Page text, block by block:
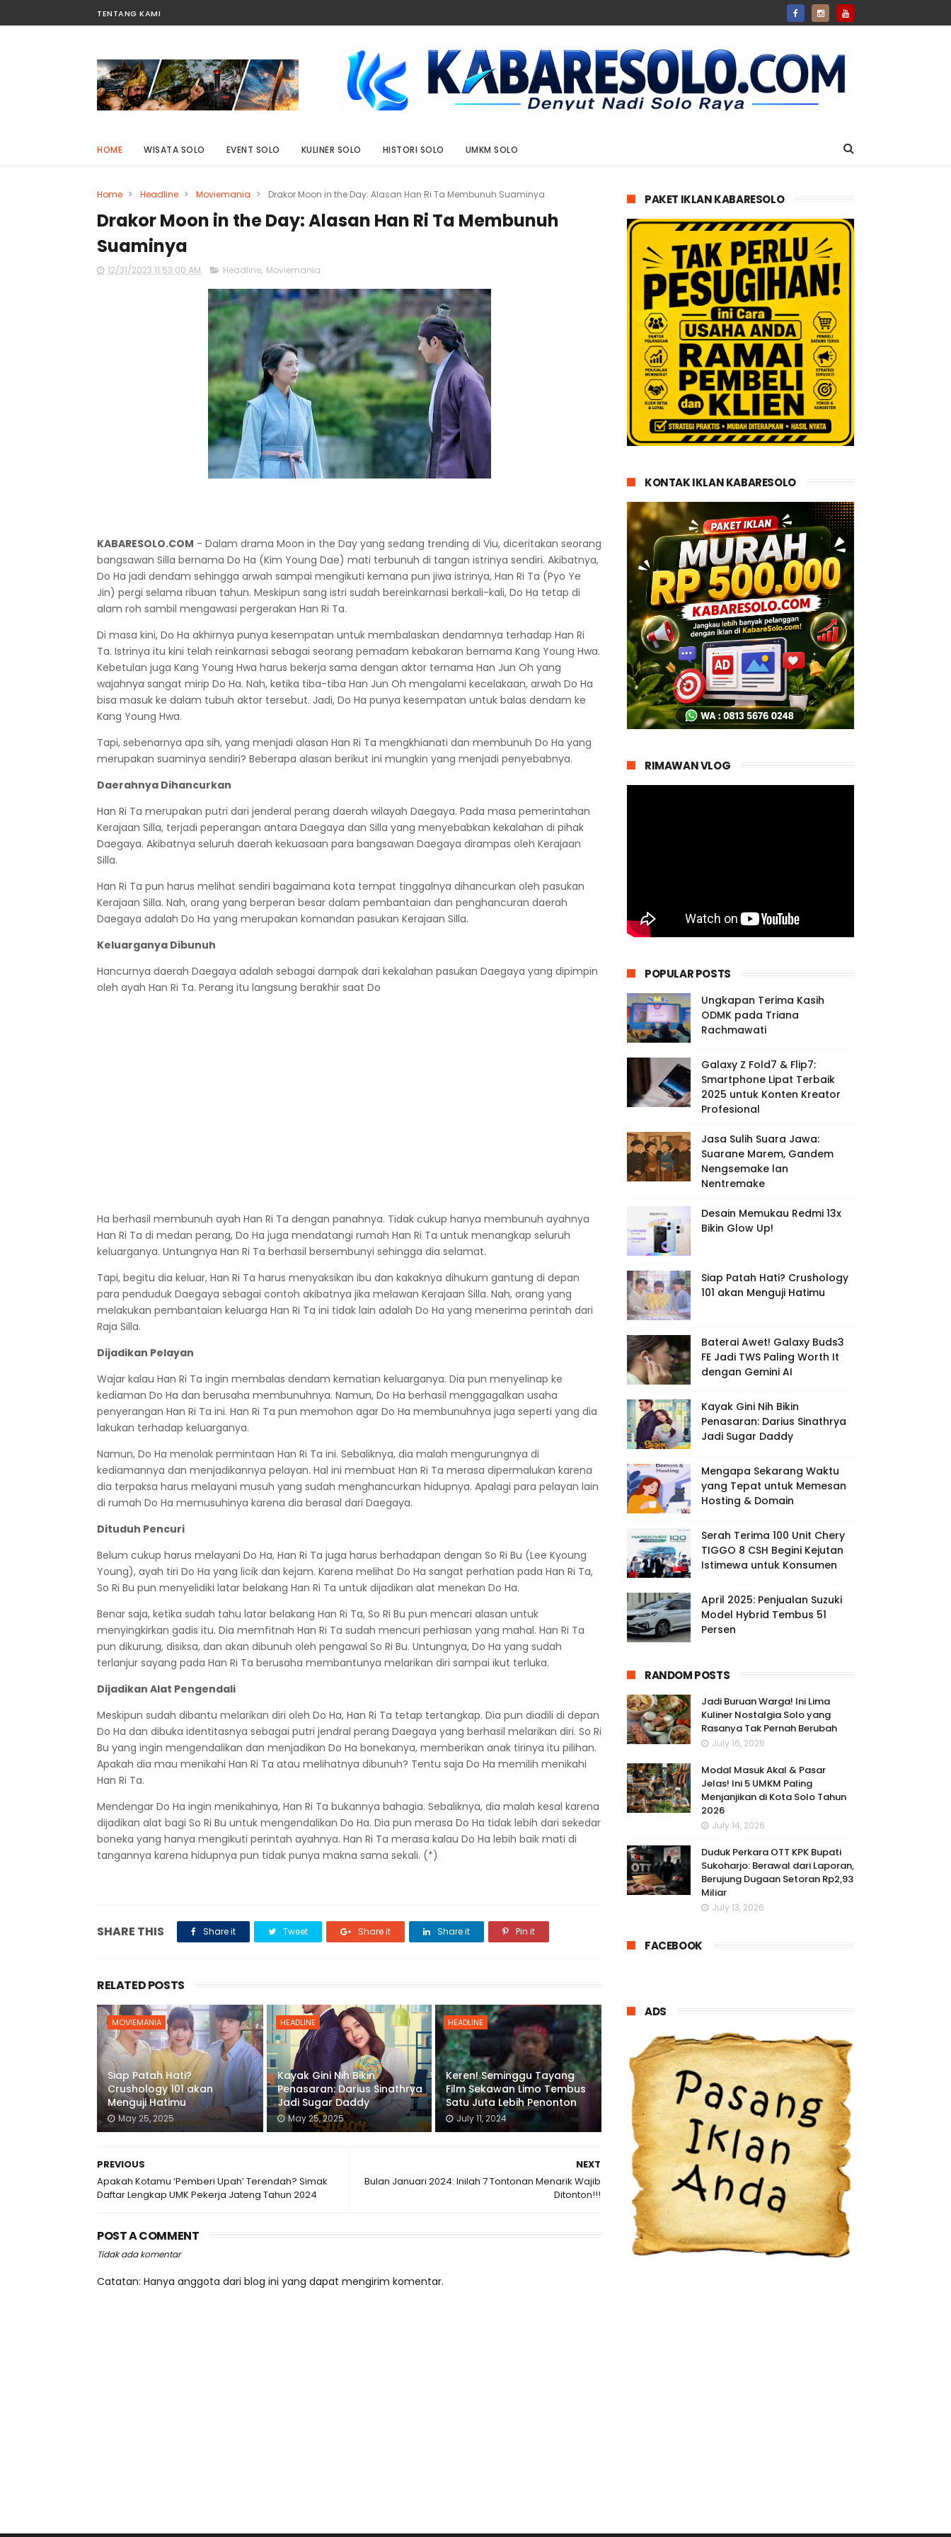
TENTANG KAMI
HOME WISATA SOLO EVENT SOLO KULINER SOLO HISTORI SOLO UMKM SOLO
Home > Headline > Moviemania > Drakor Moon in the Day: Alasan Han Ri Ta Membunuh Suaminya
Drakor Moon in the Day: Alasan Han Ri Ta Membunuh
Suaminya
12/31/2023 11:53:00 AM Headline, Moviemania
KABARESOLO.COM - Dalam drama Moon in the Day yang sedang trending di Viu, diceritakan seorang
bangsawan Silla bernama Do Ha (Kim Young Dae) mati terbunuh di tangan istrinya sendiri. Akibatnya,
Do Ha jadi dendam sehingga arwah sampai mengikuti kemana pun jiwa istrinya, Han Ri Ta (Pyo Ye
Jin) pergi selama ribuan tahun. Meskipun sang istri sudah bereinkarnasi berkali-kali, Do Ha tetap di
alam roh sambil mengawasi pergerakan Han Ri Ta.
Di masa kini, Do Ha akhirnya punya kesempatan untuk membalaskan dendamnya terhadap Han Ri
Ta. Istrinya itu kini telah reinkarnasi sebagai seorang pemadam kebakaran bernama Kang Young Hwa.
Kebetulan juga Kang Young Hwa harus bekerja sama dengan aktor ternama Han Jun Oh yang
wajahnya sangat mirip Do Ha. Nah, ketika tiba-tiba Han Jun Oh mengalami kecelakaan, arwah Do Ha
bisa masuk ke dalam tubuh aktor tersebut. Jadi, Do Ha punya kesempatan untuk balas dendam ke
Kang Young Hwa.
Tapi, sebenarnya apa sih, yang menjadi alasan Han Ri Ta mengkhianati dan membunuh Do Ha yang
merupakan suaminya sendiri? Beberapa alasan berikut ini mungkin yang menjadi penyebabnya.
Daerahnya Dihancurkan
Han Ri Ta merupakan putri dari jenderal perang daerah wilayah Daegaya. Pada masa pemerintahan
Kerajaan Silla, terjadi peperangan antara Daegaya dan Silla yang menyebabkan kekalahan di pihak
Daegaya. Akibatnya seluruh daerah kekuasaan para bangsawan Daegaya dirampas oleh Kerajaan
Silla.
Han Ri Ta pun harus melihat sendiri bagaimana kota tempat tinggalnya dihancurkan oleh pasukan
Kerajaan Silla. Nah, orang yang berperan besar dalam pembantaian dan penghancuran daerah
Daegaya adalah Do Ha yang merupakan komandan pasukan Kerajaan Silla.
Keluarganya Dibunuh
Hancurnya daerah Daegaya adalah sebagai dampak dari kekalahan pasukan Daegaya yang dipimpin
oleh ayah Han Ri Ta. Perang itu langsung berakhir saat Do
Ha berhasil membunuh ayah Han Ri Ta dengan panahnya. Tidak cukup hanya membunuh ayahnya
Han Ri Ta di medan perang, Do Ha juga mendatangi rumah Han Ri Ta untuk menangkap seluruh
keluarganya. Untungnya Han Ri Ta berhasil bersembunyi sehingga dia selamat.
Tapi, begitu dia keluar, Han Ri Ta harus menyaksikan ibu dan kakaknya dihukum gantung di depan
para penduduk Daegaya sebagai contoh akibatnya jika melawan Kerajaan Silla. Nah, orang yang
melakukan pembantaian keluarga Han Ri Ta ini tidak lain adalah Do Ha yang menerima perintah dari
Raja Silla.
Dijadikan Pelayan
Wajar kalau Han Ri Ta ingin membalas dendam kematian keluarganya. Dia pun menyelinap ke
kediaman Do Ha dan berusaha membunuhnya. Namun, Do Ha berhasil menggagalkan usaha
penyerangan Han Ri Ta ini. Han Ri Ta pun memohon agar Do Ha membunuhnya juga seperti yang dia
lakukan terhadap keluarganya.
Namun, Do Ha menolak permintaan Han Ri Ta ini. Sebaliknya, dia malah mengurungnya di
kediamannya dan menjadikannya pelayan. Hal ini membuat Han Ri Ta merasa dipermalukan karena
dia terpaksa harus melayani musuh yang sudah menghancurkan hidupnya. Apalagi para pelayan lain
di rumah Do Ha memusuhinya karena dia berasal dari Daegaya.
Dituduh Pencuri
Belum cukup harus melayani Do Ha, Han Ri Ta juga harus berhadapan dengan So Ri Bu (Lee Kyoung
Young), ayah tiri Do Ha yang licik dan kejam. Karena melihat Do Ha sangat perhatian pada Han Ri Ta,
So Ri Bu pun menyelidiki latar belakang Han Ri Ta untuk dijadikan alat menekan Do Ha.
Benar saja, ketika sudah tahu latar belakang Han Ri Ta, So Ri Bu pun mencari alasan untuk
menyingkirkan gadis itu. Dia memfitnah Han Ri Ta sudah mencuri perhiasan yang mahal. Han Ri Ta
pun dikurung, disiksa, dan akan dibunuh oleh pengawal So Ri Bu. Untungnya, Do Ha yang sudah
terlanjur sayang pada Han Ri Ta berusaha membantunya melarikan diri sampai ikut terluka.
Dijadikan Alat Pengendali
Meskipun sudah dibantu melarikan diri oleh Do Ha, Han Ri Ta tetap tertangkap. Dia pun diadili di depan
Do Ha dan dibuka identitasnya sebagai putri jendral perang Daegaya yang berhasil melarikan diri. So Ri
Bu yang ingin mengendalikan dan menjadikan Do Ha bonekanya, memberikan anak tirinya itu pilihan.
Apakah dia mau menikahi Han Ri Ta atau melihatnya dibunuh? Tentu saja Do Ha memilih menikahi
Han Ri Ta.
Mendengar Do Ha ingin menikahinya, Han Ri Ta bukannya bahagia. Sebaliknya, dia malah kesal karena
dijadikan alat bagi So Ri Bu untuk mengendalikan Do Ha. Dia pun merasa Do Ha tidak lebih dari sekedar
boneka yang hanya mengikuti perintah ayahnya. Han Ri Ta merasa kalau Do Ha lebih baik mati di
tangannya karena hidupnya pun tidak punya makna sama sekali. (*)
SHARE THIS Share it Tweet Share it Share it Pin it
RELATED POSTS
MOVIEMANIA
Siap Patah Hati?
Crushology 101 akan
Menguji Hatimu
May 25, 2025
HEADLINE
Kayak Gini Nih Bikin
Penasaran: Darius Sinathrya
Jadi Sugar Daddy
May 25, 2025
HEADLINE
Keren! Seminggu Tayang
Film Sekawan Limo Tembus
Satu Juta Lebih Penonton
July 11, 2024
NEXT
Bulan Januari 2024: Inilah 7 Tontonan Menarik Wajib
Ditonton!!!
PREVIOUS
Apakah Kotamu ‘Pemberi Upah’ Terendah? Simak
Daftar Lengkap UMK Pekerja Jateng Tahun 2024
POST A COMMENT
Tidak ada komentar
Catatan: Hanya anggota dari blog ini yang dapat mengirim komentar.
PAKET IKLAN KABARESOLO
KONTAK IKLAN KABARESOLO
RIMAWAN VLOG
POPULAR POSTS
Ungkapan Terima Kasih
ODMK pada Triana
Rachmawati
Galaxy Z Fold7 & Flip7:
Smartphone Lipat Terbaik
2025 untuk Konten Kreator
Profesional
Jasa Sulih Suara Jawa:
Suarane Marem, Gandem
Nengsemake lan
Nentremake
Desain Memukau Redmi 13x
Bikin Glow Up!
Siap Patah Hati? Crushology
101 akan Menguji Hatimu
Baterai Awet! Galaxy Buds3
FE Jadi TWS Paling Worth It
dengan Gemini AI
Kayak Gini Nih Bikin
Penasaran: Darius Sinathrya
Jadi Sugar Daddy
Mengapa Sekarang Waktu
yang Tepat untuk Memesan
Hosting & Domain
Serah Terima 100 Unit Chery
TIGGO 8 CSH Begini Kejutan
Istimewa untuk Konsumen
April 2025: Penjualan Suzuki
Model Hybrid Tembus 51
Persen
RANDOM POSTS
Jadi Buruan Warga! Ini Lima
Kuliner Nostalgia Solo yang
Rasanya Tak Pernah Berubah
July 16, 2026
Modal Masuk Akal & Pasar
Jelas! Ini 5 UMKM Paling
Menjanjikan di Kota Solo Tahun
2026
July 14, 2026
Duduk Perkara OTT KPK Bupati
Sukoharjo: Berawal dari Laporan,
Berujung Dugaan Setoran Rp2,93
Miliar
July 13, 2026
FACEBOOK
ADS